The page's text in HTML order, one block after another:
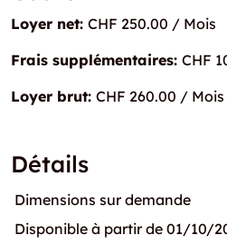
Loyer net: CHF 250.00 / Mois
Frais supplémentaires: CHF
Loyer brut: CHF 260.00 / Mois
Détails
Dimensions sur demande
Disponible à partir de 01/10/